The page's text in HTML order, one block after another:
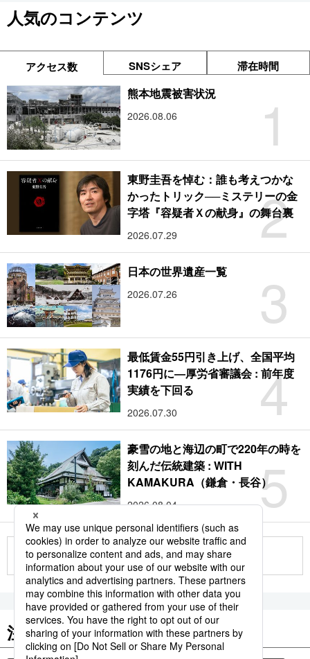
人気のコンテンツ
アクセス数 SNSシェア 滞在時間
1
熊本地震被害状況
2026.08.06
2
東野圭吾を悼む：誰も考えつかな
かったトリック──ミステリーの金
字塔『容疑者Ｘの献身』の舞台裏
2026.07.29
3
日本の世界遺産一覧
2026.07.26
4
最低賃金55円引き上げ、全国平均
1176円に―厚労省審議会 : 前年度
実績を下回る
2026.07.30
5
豪雪の地と海辺の町で220年の時を
刻んだ伝統建築 : WITH
KAMAKURA（鎌倉・長谷）
2026.08.04
もっと見る
注目のキーワード